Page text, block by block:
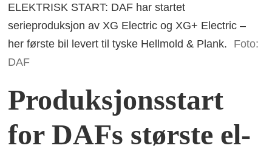
ELEKTRISK START: DAF har startet
serieproduksjon av XG Electric og XG+ Electric –
her første bil levert til tyske Hellmold & Plank.
Foto:
DAF
Produksjonsstart
for DAFs største el-